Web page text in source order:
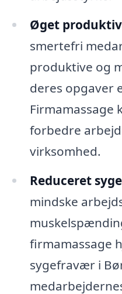
Øget
smertefri
produktive og
deres opgaver
Firmamassage
forbedre
virksomhed.
Reduceret
mindske
firmamassage
sygefravær i